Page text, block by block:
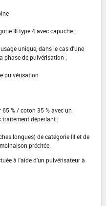
III type 4 avec capuche ;
unique, dans le cas d'une
phase de pulvérisation ;
pulvérisation
% / coton 35 % avec un
traitement déperlant ;
longues) de catégorie III et de
précitée.
à l'aide d'un pulvérisateur à